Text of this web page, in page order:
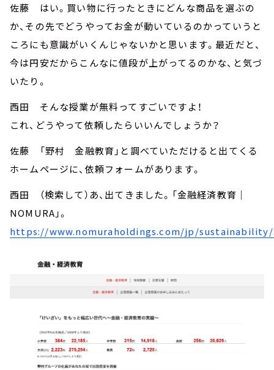
佐藤 はい。買い物に行ったときにどんな商品を選ぶの
か、その先でどうやってお金が動いているのかっていうと
ころにも意識がいくんじゃないかと思います。最近だと、
今は円安だからこんなに値段が上がってるのかな、と気づ
いたり。
西田 そんな授業が無料ってすごいですよ！
これ、どうやって依頼したらいいんでしょうか？
佐藤 「野村 金融教育」と調べていただけると出てくる
ホームページに、依頼フォームがあります。
西田 （検索して）あ、出てきました。「金融経済教育｜
NOMURA」。
https://www.nomuraholdings.com/jp/